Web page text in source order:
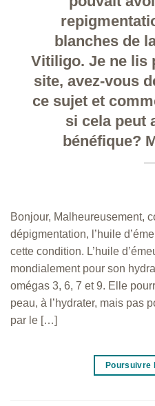
blanches de
Vitiligo. Je ne lis
site, avez-vous
ce sujet et
si cela peut
bénéfique?
Bonjour, Malheureusement,
dépigmentation, l’huile
cette condition. L’huile
mondialement pour son
omégas 3, 6, 7 et 9. Elle
peau, à l’hydrater, mais pas
par le […]
Poursuivre